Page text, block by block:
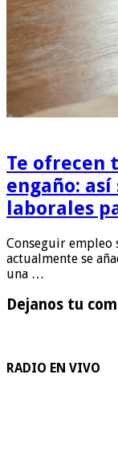
Te ofrecen
engaño:
laborales
Conseguir
actualmente se
una …
Dejanos tu
RADIO EN VIVO